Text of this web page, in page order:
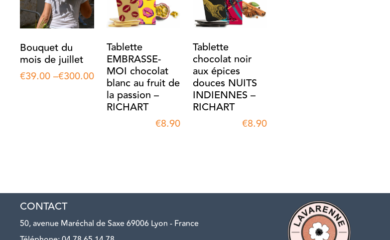
Bouquet du
mois de juillet
€39.00–€300.00
Tablette
EMBRASSE-
MOI chocolat
blanc au fruit de
la passion –
RICHART
€8.90
Tablette
chocolat noir
aux épices
douces NUITS
INDIENNES –
RICHART
€8.90
CONTACT
50, avenue Maréchal de Saxe 69006 Lyon - France